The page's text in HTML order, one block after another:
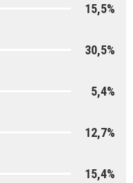
15,5%
30,5%
5,4%
12,7%
15,4%